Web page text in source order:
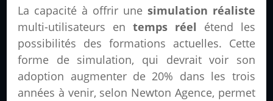
La capacité à offrir une simulation réaliste
multi-utilisateurs entemps réel étend les
possibilités des formations actuelles. Cette
forme de simulation, qui devrait voir son
adoption augmenter de 20% dans les trois
années à venir, selon Newton Agence, permet